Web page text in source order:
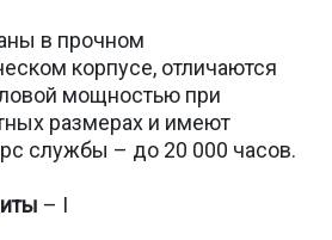
в прочном
корпусе, отличаются
мощностью при
размерах и имеют
службы – до 20 000 часов.
– I